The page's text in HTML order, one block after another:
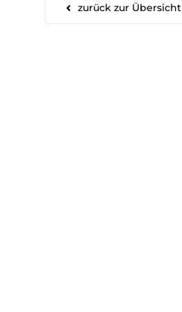
zurück zur Übersicht